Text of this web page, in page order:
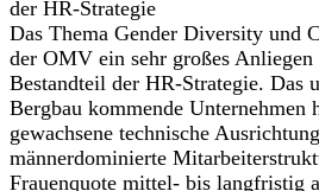
der HR-Strategie
Das Thema Gender Diversity und
der OMV ein sehr großes
Bestandteil der HR-Strategie. Das
Bergbau kommende Unternehmen
gewachsene technische
männerdominierte
Frauenquote mittel- bis langfristig